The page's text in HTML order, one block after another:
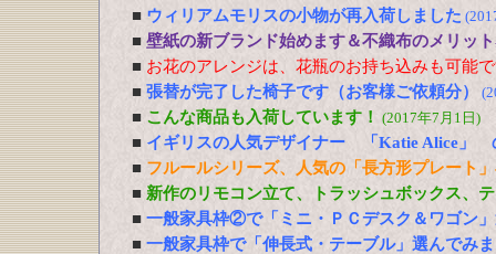
■ ウィリアムモリスの小物が再入荷しました
■ 壁紙の新ブランド始めます＆不織布のメリッ
■ お花のアレンジは、花瓶のお持ち込みも可能
■ 張替が完了した椅子です（お客様ご依頼分）
■ こんな商品も入荷しています！ (2017年7月1日)
■ イギリスの人気デザイナー 「Katie Alice」
■ フルールシリーズ、人気の「長方形プレート
■ 新作のリモコン立て、トラッシュボックス、
■ 一般家具枠②で「ミニ・ＰＣデスク＆ワゴン
■ 一般家具枠で「伸長式・テーブル」選んでみ